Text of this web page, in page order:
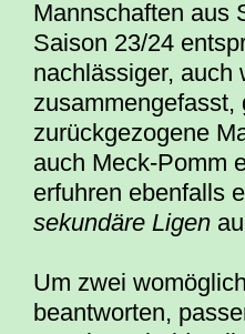
Mannschaften aus
Saison 23/24
nachlässiger, auch
zurückgezogene
auch Meck-Pomm
erfuhren ebenfalls
sekundäre Ligen
Um zwei
beantworten,